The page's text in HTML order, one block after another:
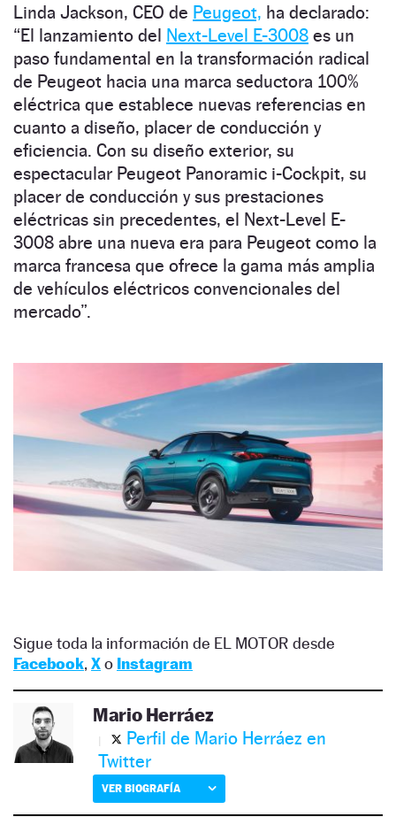
Linda Jackson, CEO de Peugeot, ha declarado:
“El lanzamiento del Next-Level E-3008 es un
paso fundamental en la transformación radical
de Peugeot hacia una marca seductora 100%
eléctrica que establece nuevas referencias en
cuanto a diseño, placer de conducción y
eficiencia. Con su diseño exterior, su
espectacular Peugeot Panoramic i-Cockpit, su
placer de conducción y sus prestaciones
eléctricas sin precedentes, el Next-Level E-
3008 abre una nueva era para Peugeot como la
marca francesa que ofrece la gama más amplia
de vehículos eléctricos convencionales del
mercado”.
Sigue toda la información de EL MOTOR desde
Facebook, Xo Instagram
Mario Herráez
Perfil de Mario Herráez en
Twitter
VER BIOGRAFÍA